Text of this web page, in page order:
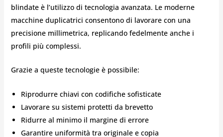
blindate è l’utilizzo di tecnologia avanzata. Le moderne
macchine duplicatrici consentono di lavorare con una
precisione millimetrica, replicando fedelmente anche i
profili più complessi.
Grazie a queste tecnologie è possibile:
Riprodurre chiavi con codifiche sofisticate
Lavorare su sistemi protetti da brevetto
Ridurre al minimo il margine di errore
Garantire uniformità tra originale e copia